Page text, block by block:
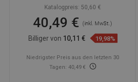
Katalogpreis: 50,60 €
40,49 € (inkl. MwSt.)
Billiger von 10,11 € 19,98%
Niedrigster Preis aus den letzten 30
Tagen: 40,49 €